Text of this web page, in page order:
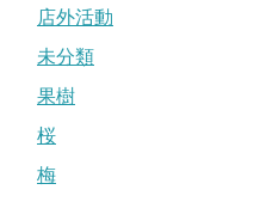
店外活動
未分類
果樹
桜
梅